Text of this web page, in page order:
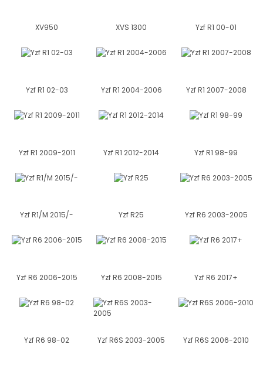
XV950 XVS 1300 Yzf R1 00-01
Yzf R1 02-03 Yzf R1 2004-2006 Yzf R1 2007-2008
Yzf R1 2009-2011 Yzf R1 2012-2014 Yzf R1 98-99
Yzf R1/M 2015/- Yzf R25 Yzf R6 2003-2005
Yzf R6 2006-2015 Yzf R6 2008-2015 Yzf R6 2017+
Yzf R6 98-02 Yzf R6S 2003-2005 Yzf R6S 2006-2010